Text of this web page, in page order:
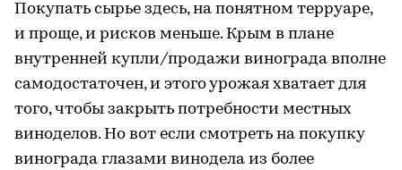
Покупать сырье здесь, на понятном терруаре,
и проще, и рисков меньше. Крым в плане
внутренней купли/продажи винограда вполне
самодостаточен, и этого урожая хватает для
того, чтобы закрыть потребности местных
виноделов. Но вот если смотреть на покупку
винограда глазами винодела из более